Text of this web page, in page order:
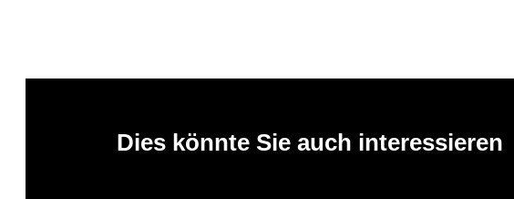
Dies könnte Sie auch interessieren